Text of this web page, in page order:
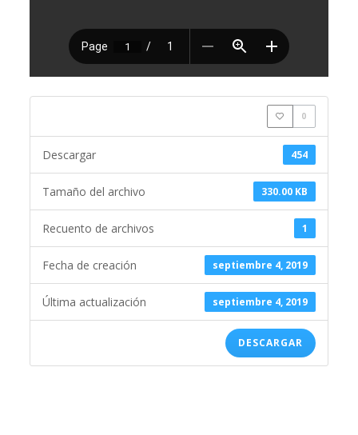
0
454
Descargar
330.00 KB
Tamaño del archivo
1
Recuento de archivos
septiembre 4, 2019
Fecha de creación
septiembre 4, 2019
Última actualización
DESCARGAR